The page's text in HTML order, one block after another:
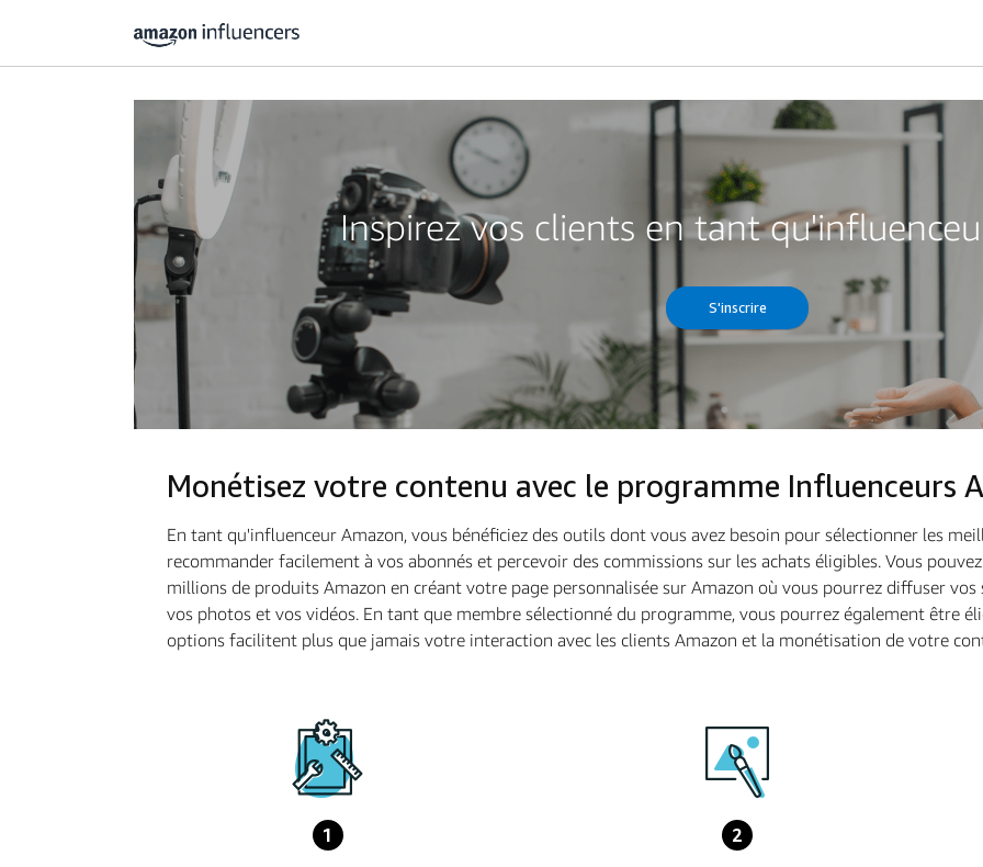
Inspirez vos clients en tant
S'inscrire
Monétisez votre contenu avec le programme Influenceurs
En tant qu'influenceur Amazon, vous bénéficiez des outils dont vous avez besoin pour sélectionner les
recommander facilement à vos abonnés et percevoir des commissions sur les achats éligibles. Vous
millions de produits Amazon en créant votre page personnalisée sur Amazon où vous pourrez diffuser
vos photos et vos vidéos. En tant que membre sélectionné du programme, vous pourrez également être
options facilitent plus que jamais votre interaction avec les clients Amazon et la monétisation de votre
1 2